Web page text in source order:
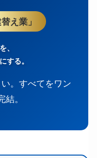
え業」
、
する。
。すべてをワン
。